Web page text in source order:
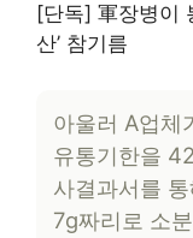
[단독] 軍장병이
산’ 참기름
아울러 A업체
유통기한을
사결과서를
7g짜리로 소